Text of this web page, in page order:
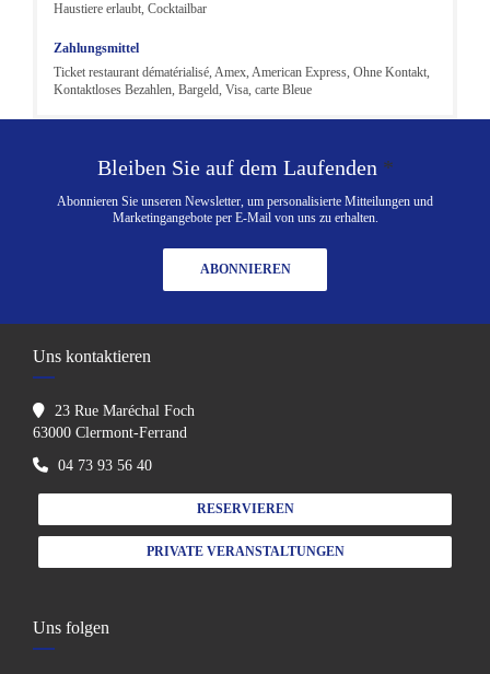
Haustiere erlaubt, Cocktailbar
Zahlungsmittel
Ticket restaurant dématérialisé, Amex, American Express, Ohne Kontakt,
Kontaktloses Bezahlen, Bargeld, Visa, carte Bleue
Bleiben Sie auf dem Laufenden *
Abonnieren Sie unseren Newsletter, um personalisierte Mitteilungen und
Marketingangebote per E-Mail von uns zu erhalten.
ABONNIEREN
Uns kontaktieren
23 Rue Maréchal Foch
63000 Clermont-Ferrand
04 73 93 56 40
RESERVIEREN
PRIVATE VERANSTALTUNGEN
Uns folgen